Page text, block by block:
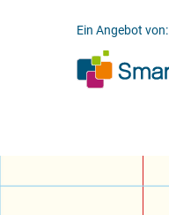
Ein Angebot von: